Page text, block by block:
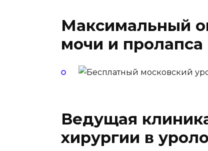
Максимальный
мочи и пролапса
Ведущая
хирургии в